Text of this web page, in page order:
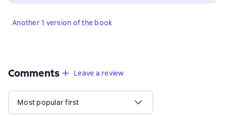
Comments 11 reviews
Leave a review
Most popular first
Another 1 version of the book